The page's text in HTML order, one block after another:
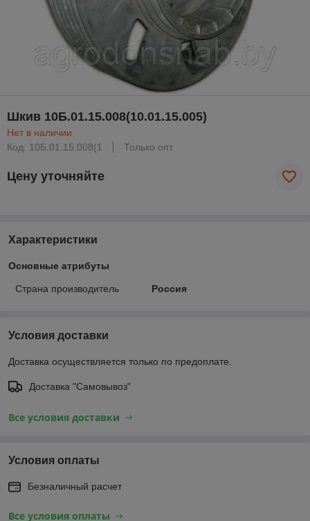
Шкив 10Б.01.15.008(10.01.15.005)
Нет в наличии
Код: 10Б.01.15.008(1
Только опт
Цену уточняйте
Характеристики
Основные атрибуты
Страна производитель Россия
Условия доставки
Доставка осуществляется только по предоплате.
Доставка "Самовывоз"
Все условия доставки
Условия оплаты
Безналичный расчет
Все условия оплаты